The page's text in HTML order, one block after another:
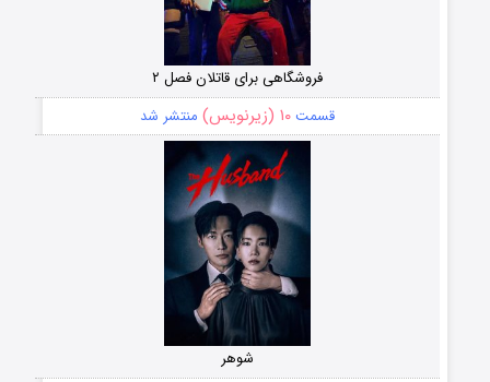
فروشگاهی برای قاتلان فصل ۲
قسمت۱۰ (زیرنویس) منتشر شد
شوهر